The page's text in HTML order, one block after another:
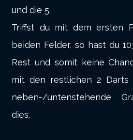
und die 5.
Triffst du mit dem ersten
beiden Felder, so hast du
Rest und somit keine
mit den restlichen 2 Darts
neben-/untenstehende
dies.